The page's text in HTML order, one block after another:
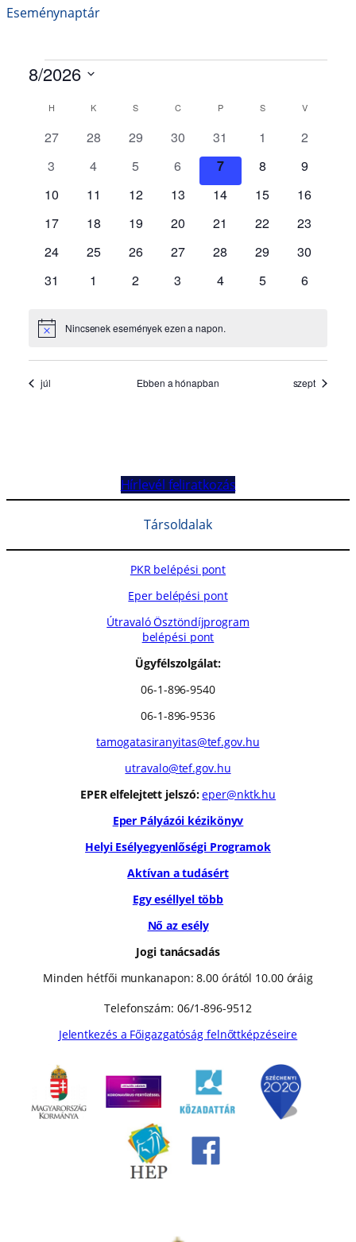
Eseménynaptár
Hírlevél feliratkozás
Társoldalak
PKR belépési pont
Eper belépési pont
Útravaló Ösztöndíjprogram
belépési pont
Ügyfélszolgálat:
06-1-896-9540
06-1-896-9536
tamogatasiranyitas@tef.gov.hu
utravalo@tef.gov.hu
EPER elfelejtett jelszó: eper@nktk.hu
Eper Pályázói kézikönyv
Helyi Esélyegyenlőségi Programok
Aktívan a tudásért
Egy eséllyel több
Nő az esély
Jogi tanácsadás
Minden hétfői munkanapon: 8.00 órától 10.00 óráig
Telefonszám: 06/1-896-9512
Jelentkezés a Főigazgatóság felnőttképzéseire